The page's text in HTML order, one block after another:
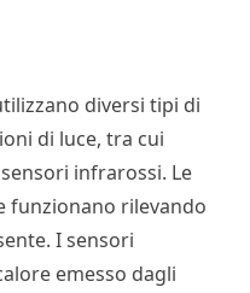
diversi tipi di
di luce, tra cui
infrarossi. Le
funzionano rilevando
I sensori
emesso dagli